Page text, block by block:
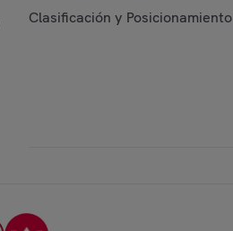
Clasificación y Posicionamiento